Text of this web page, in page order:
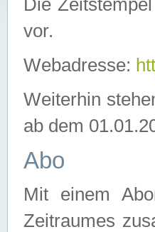
Die
vor.
Webadresse:
Weiterhin
ab dem
Abo
Mit einem
Zeitraumes